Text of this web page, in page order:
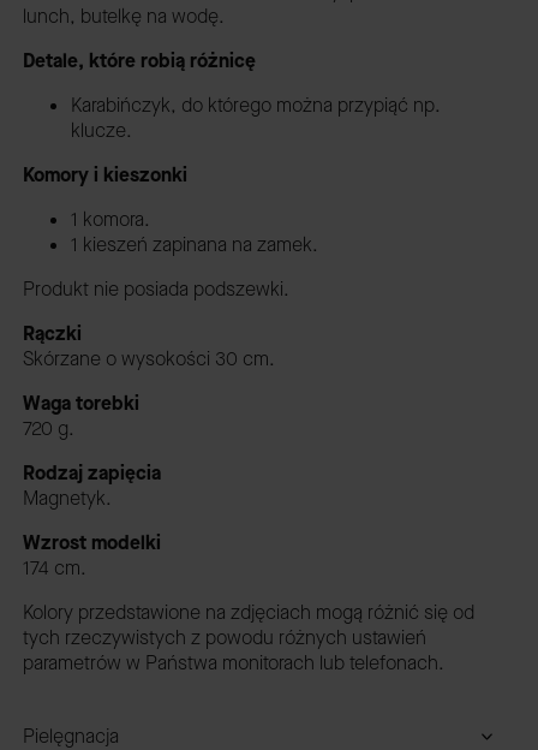
lunch, butelkę na wodę.
Detale, które robią różnicę
Karabińczyk, do którego można przypiąć np.
klucze.
Komory i kieszonki
1 komora.
1 kieszeń zapinana na zamek.
Produkt nie posiada podszewki.
Rączki
Skórzane o wysokości 30 cm.
Waga torebki
720 g.
Rodzaj zapięcia
Magnetyk.
Wzrost modelki
174 cm.
Kolory przedstawione na zdjęciach mogą różnić się od
tych rzeczywistych z powodu różnych ustawień
parametrów w Państwa monitorach lub telefonach.
Pielęgnacja